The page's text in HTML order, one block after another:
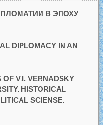
В ЭПОХУ
DIPLOMACY IN AN
V.I. VERNADSKY
HISTORICAL
SCIENSE.